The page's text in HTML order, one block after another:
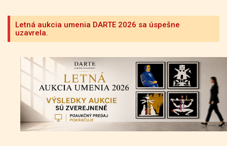
Letná aukcia umenia DARTE 2026 sa úspešne
uzavrela.